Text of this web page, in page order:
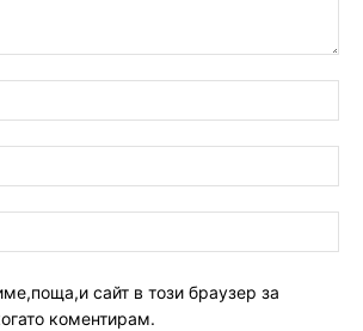
сайт в този браузер за
коментирам.